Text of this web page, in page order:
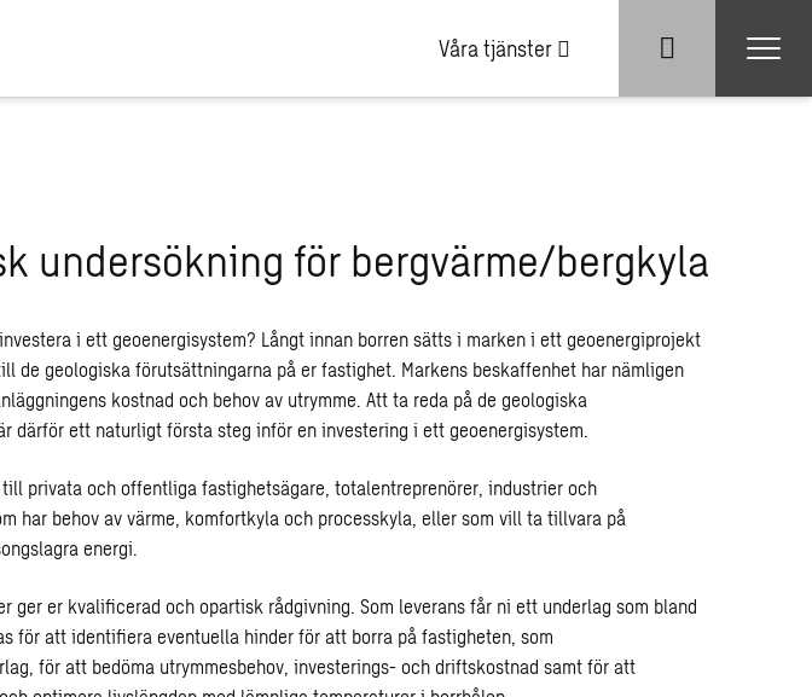
Våra tjänster
undersökning för bergvärme/bergkyla
i ett geoenergisystem? Långt innan borren sätts i marken i ett geoenergiprojekt
de geologiska förutsättningarna på er fastighet. Markens beskaffenhet har nämligen
kostnad och behov av utrymme. Att ta reda på de geologiska
därför ett naturligt första steg inför en investering i ett geoenergisystem.
privata och offentliga fastighetsägare, totalentreprenörer, industrier och
har behov av värme, komfortkyla och processkyla, eller som vill ta tillvara på
energi.
ger er kvalificerad och opartisk rådgivning. Som leverans får ni ett underlag som bland
för att identifiera eventuella hinder för att borra på fastigheten, som
för att bedöma utrymmesbehov, investerings- och driftskostnad samt för att